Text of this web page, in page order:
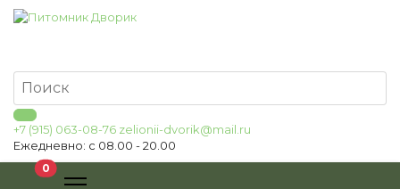
+7 (915) 063-08-76 zelionii-dvorik@mail.ru
Ежедневно: с 08.00 - 20.00
0В корзину